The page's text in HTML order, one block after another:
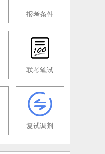
报考条件
联考笔试
复试调剂